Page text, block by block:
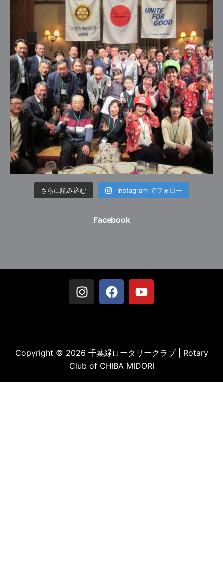
さらに読み込む Instagram でフォロー
Facebook
Copyright © 2026 千葉緑ロータリークラブ | Rotary
Club of CHIBA MIDORI